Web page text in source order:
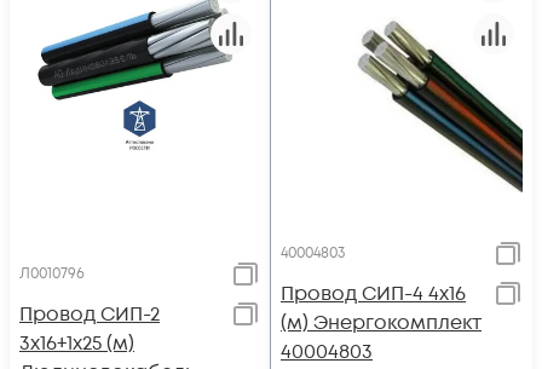
Л0010796
Провод СИП-2
3х16+1х25 (м)
40004803
Провод СИП-4 4х16
(м) Энергокомплект
40004803